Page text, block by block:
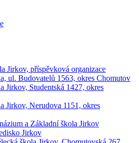
Jirkov, příspěvková organizace
ul. Budovatelů 1563, okres Chomutov
Jirkov, Studentská 1427, okres
Jirkov, Nerudova 1151, okres
a Základní škola Jirkov
Jirkov